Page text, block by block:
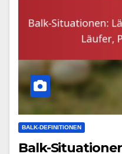
BALK-DEFINITIONEN
Balk-